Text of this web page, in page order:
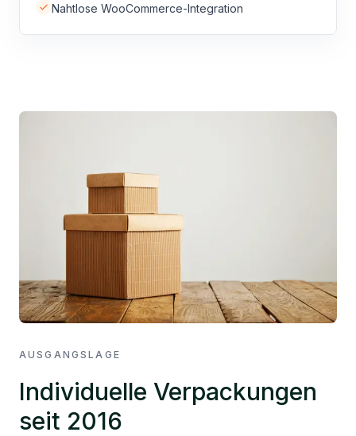
Nahtlose WooCommerce-Integration
AUSGANGSLAGE
Individuelle Verpackungen
seit 2016